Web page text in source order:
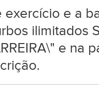
e a
ilimitados
e na